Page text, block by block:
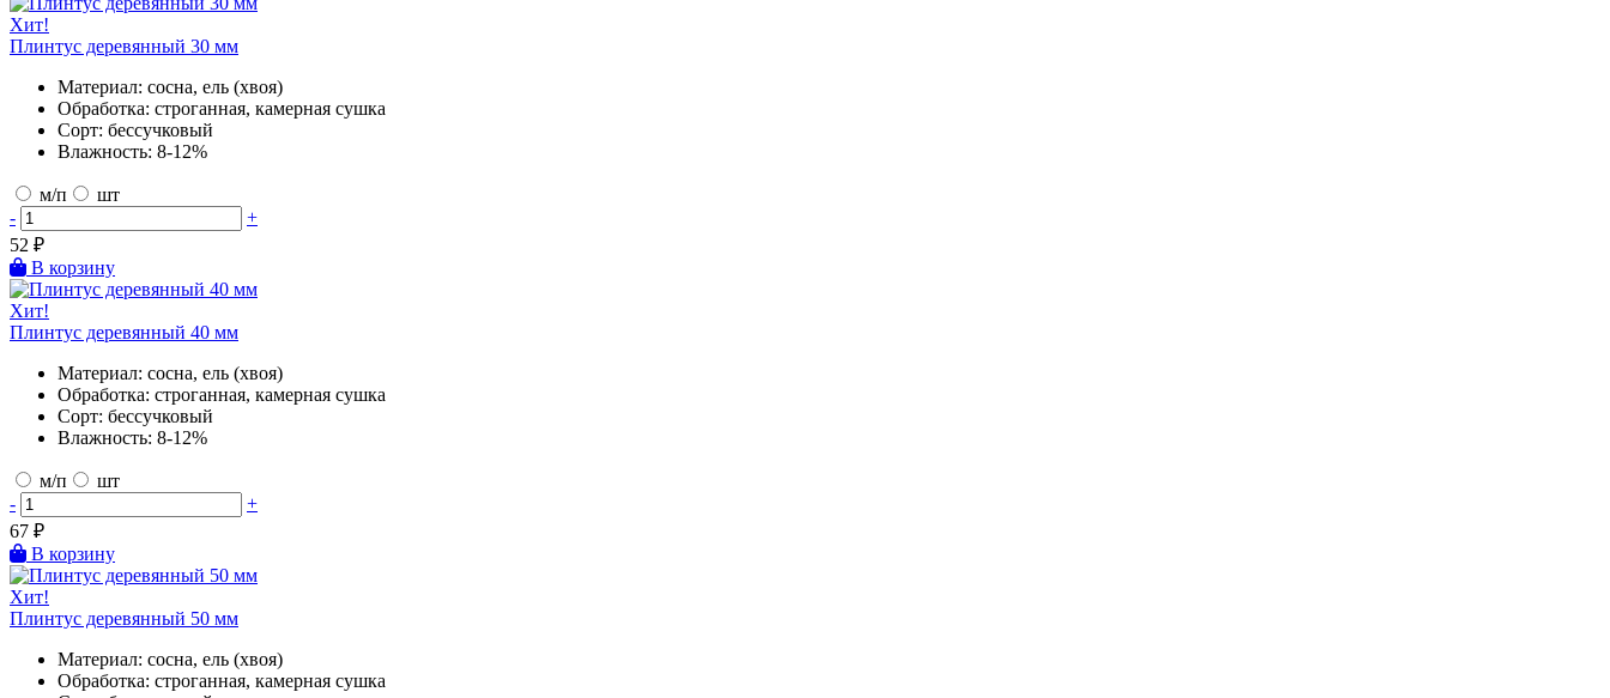
Хит!
Плинтус деревянный 30 мм
Материал: сосна, ель (хвоя)
Обработка: строганная, камерная сушка
Сорт: бессучковый
Влажность: 8-12%
м/п
шт
-
+
52 ₽
В корзину
Хит!
Плинтус деревянный 40 мм
Материал: сосна, ель (хвоя)
Обработка: строганная, камерная сушка
Сорт: бессучковый
Влажность: 8-12%
м/п
шт
-
+
67 ₽
В корзину
Хит!
Плинтус деревянный 50 мм
Материал: сосна, ель (хвоя)
Обработка: строганная, камерная сушка